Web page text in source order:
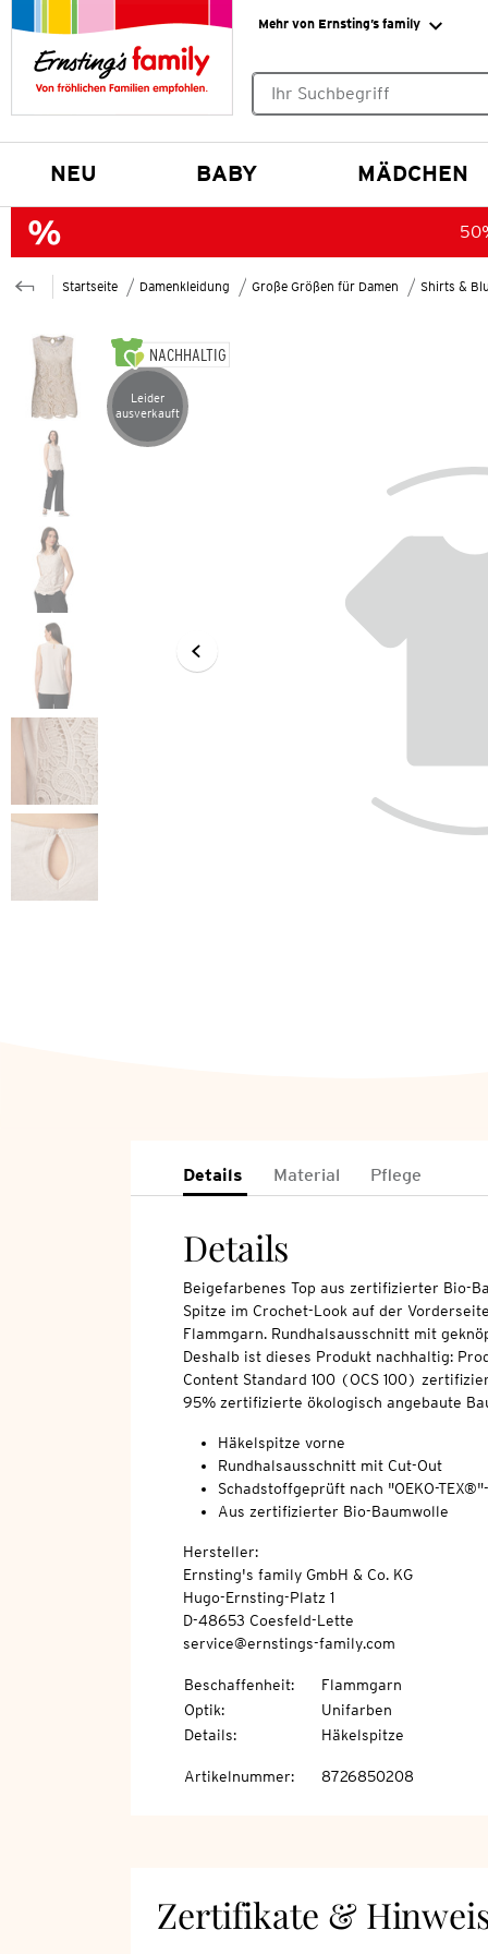
Mehr von Ernsting’s family
NEU BABY MÄDCHEN
Startseite Damenkleidung Große Größen für Damen Shirts &
NACHHALTIG
Artikel leider ausverkauft
Leider
ausverkauft
Details Material Pflege
Details
Beigefarbenes Top aus zertifizierter Bio-
Spitze im Crochet-Look auf der
Flammgarn. Rundhalsausschnitt mit
Deshalb ist dieses Produkt nachhaltig:
Content Standard 100 (OCS 100)
95% zertifizierte ökologisch angebaute
Häkelspitze vorne
Rundhalsausschnitt mit Cut-Out
Schadstoffgeprüft nach "OEKO-
Aus zertifizierter Bio-Baumwolle
Hersteller:
Ernsting's family GmbH & Co. KG
Hugo-Ernsting-Platz 1
D-48653 Coesfeld-Lette
service@ernstings-family.com
Beschaffenheit:
Flammgarn
Optik:
Unifarben
Details: Häkelspitze
Artikelnummer: 8726850208
Zertifikate &